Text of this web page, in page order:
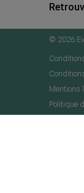
© 2026
Mentions
Politique